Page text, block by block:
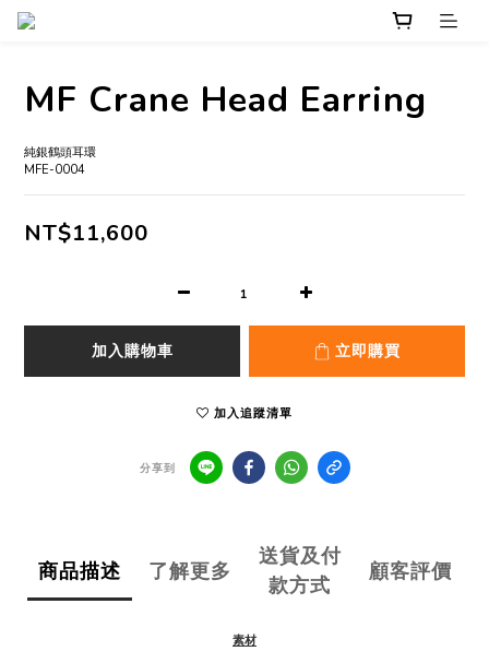
MF Crane Head Earring
純銀鶴頭耳環
MFE-0004
NT$11,600
加入購物車 立即購買
加入追蹤清單
分享到
商品描述 了解更多
送貨及付
款方式
顧客評價
素材